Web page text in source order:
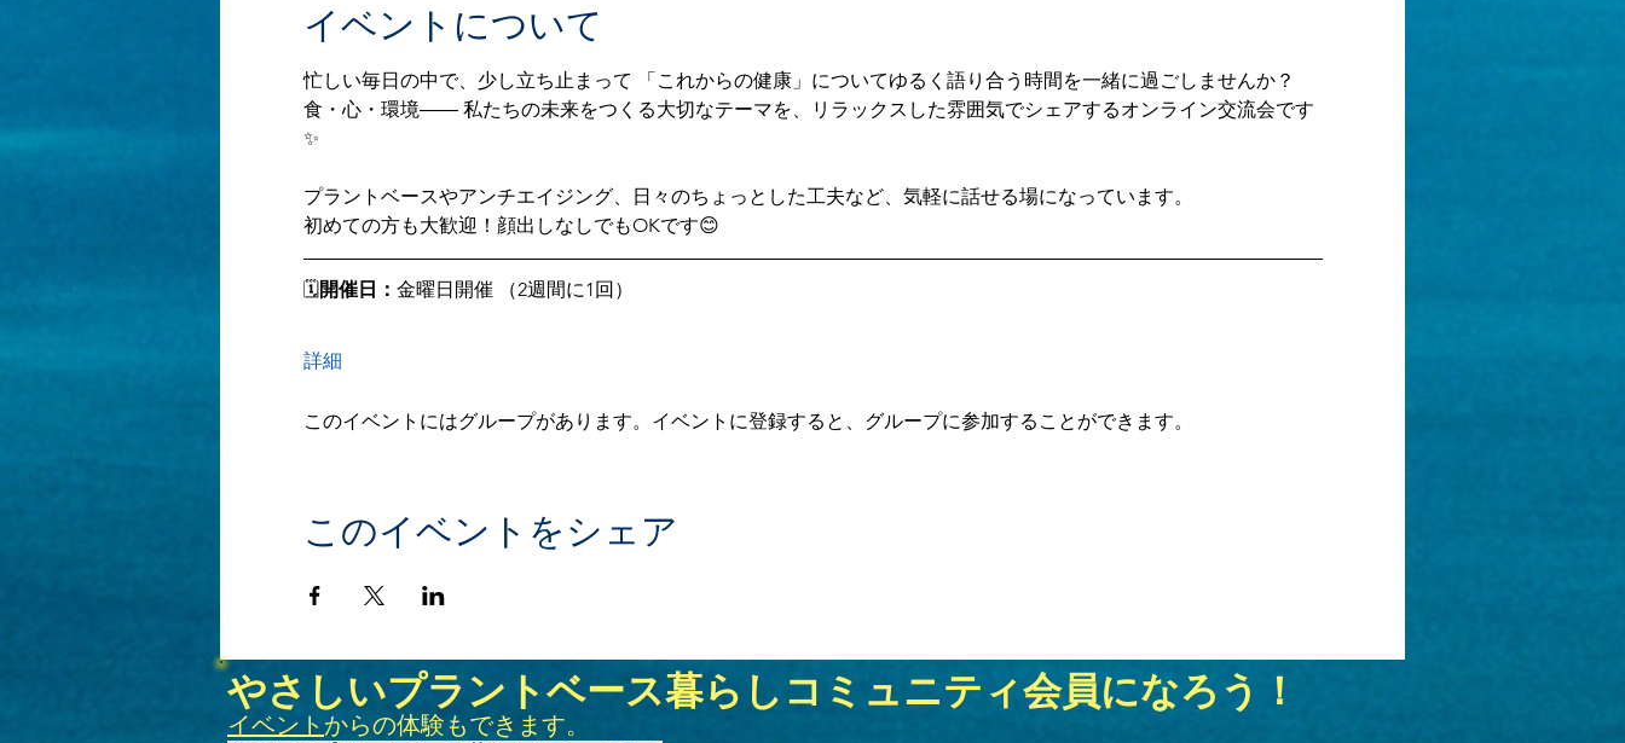
イベントについて
忙しい毎日の中で、少し立ち止まって 「これからの健康」についてゆるく語り合う時間を一緒に過ごしませんか？
食・心・環境―― 私たちの未来をつくる大切なテーマを、リラックスした雰囲気でシェアするオンライン交流会です
✨
プラントベースやアンチエイジング、日々のちょっとした工夫など、気軽に話せる場になっています。
初めての方も大歓迎！顔出しなしでもOKです😊
🗓開催日： 金曜日開催 （2週間に1回）
詳細
このイベントにはグループがあります。イベントに登録すると、グループに参加することができます。
このイベントをシェア
やさしいプラントベース暮らしコミュニティ会員になろう！
イベント からの体験もできます。